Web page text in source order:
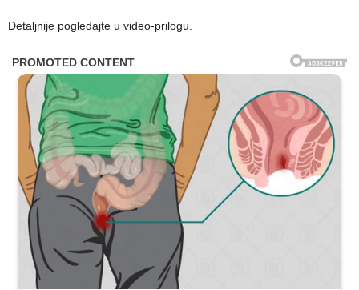
Detaljnije pogledajte u video-prilogu.